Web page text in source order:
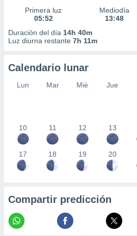
Primera luz
05:52
Mediodía
13:48
Duración del día 14h 40m
Luz diurna restante 7h 11m
Calendario lunar
Lun Mar Mié Jue
10 11 12 13
17 18 19 20
Compartir predicción